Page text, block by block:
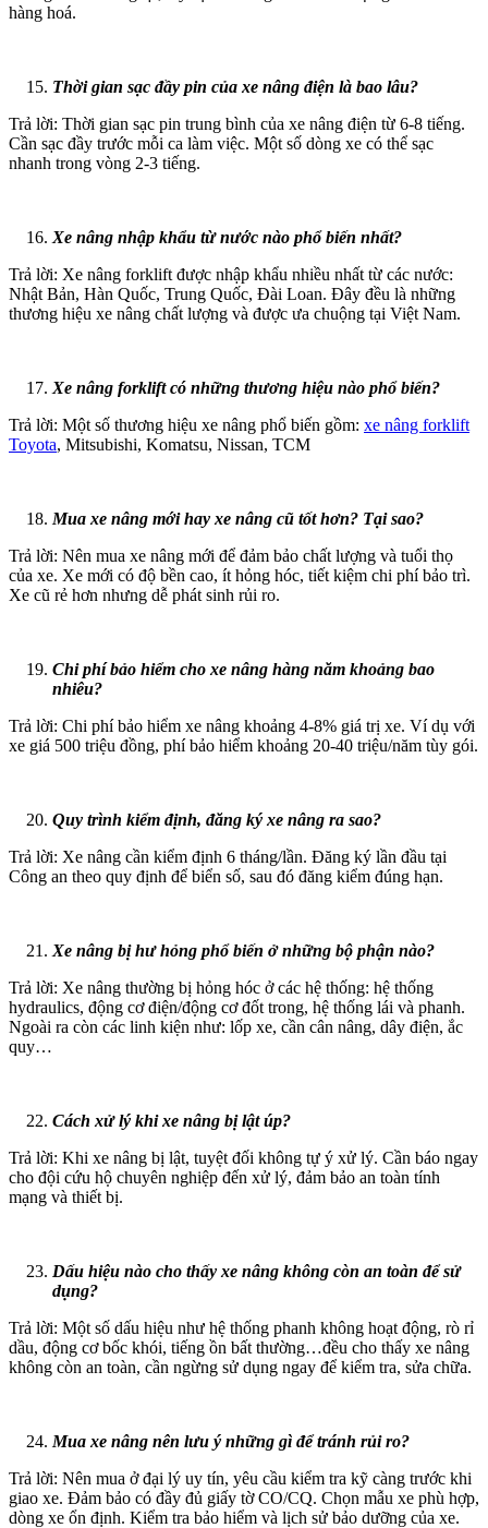
hàng hoá.
Thời gian sạc đầy pin của xe nâng điện là bao lâu?
Trả lời: Thời gian sạc pin trung bình của xe nâng điện từ 6-8 tiếng.
Cần sạc đầy trước mỗi ca làm việc. Một số dòng xe có thể sạc
nhanh trong vòng 2-3 tiếng.
Xe nâng nhập khẩu từ nước nào phổ biến nhất?
Trả lời: Xe nâng forklift được nhập khẩu nhiều nhất từ các nước:
Nhật Bản, Hàn Quốc, Trung Quốc, Đài Loan. Đây đều là những
thương hiệu xe nâng chất lượng và được ưa chuộng tại Việt Nam.
Xe nâng forklift có những thương hiệu nào phổ biến?
Trả lời: Một số thương hiệu xe nâng phổ biến gồm: xe nâng forklift
Toyota, Mitsubishi, Komatsu, Nissan, TCM
Mua xe nâng mới hay xe nâng cũ tốt hơn? Tại sao?
Trả lời: Nên mua xe nâng mới để đảm bảo chất lượng và tuổi thọ
của xe. Xe mới có độ bền cao, ít hỏng hóc, tiết kiệm chi phí bảo trì.
Xe cũ rẻ hơn nhưng dễ phát sinh rủi ro.
Chi phí bảo hiểm cho xe nâng hàng năm khoảng bao
nhiêu?
Trả lời: Chi phí bảo hiểm xe nâng khoảng 4-8% giá trị xe. Ví dụ với
xe giá 500 triệu đồng, phí bảo hiểm khoảng 20-40 triệu/năm tùy gói.
Quy trình kiểm định, đăng ký xe nâng ra sao?
Trả lời: Xe nâng cần kiểm định 6 tháng/lần. Đăng ký lần đầu tại
Công an theo quy định để biển số, sau đó đăng kiểm đúng hạn.
Xe nâng bị hư hỏng phổ biến ở những bộ phận nào?
Trả lời: Xe nâng thường bị hỏng hóc ở các hệ thống: hệ thống
hydraulics, động cơ điện/động cơ đốt trong, hệ thống lái và phanh.
Ngoài ra còn các linh kiện như: lốp xe, cần cân nâng, dây điện, ắc
quy…
Cách xử lý khi xe nâng bị lật úp?
Trả lời: Khi xe nâng bị lật, tuyệt đối không tự ý xử lý. Cần báo ngay
cho đội cứu hộ chuyên nghiệp đến xử lý, đảm bảo an toàn tính
mạng và thiết bị.
Dấu hiệu nào cho thấy xe nâng không còn an toàn để sử
dụng?
Trả lời: Một số dấu hiệu như hệ thống phanh không hoạt động, rò rỉ
dầu, động cơ bốc khói, tiếng ồn bất thường…đều cho thấy xe nâng
không còn an toàn, cần ngừng sử dụng ngay để kiểm tra, sửa chữa.
Mua xe nâng nên lưu ý những gì để tránh rủi ro?
Trả lời: Nên mua ở đại lý uy tín, yêu cầu kiểm tra kỹ càng trước khi
giao xe. Đảm bảo có đầy đủ giấy tờ CO/CQ. Chọn mẫu xe phù hợp,
dòng xe ổn định. Kiểm tra bảo hiểm và lịch sử bảo dưỡng của xe.